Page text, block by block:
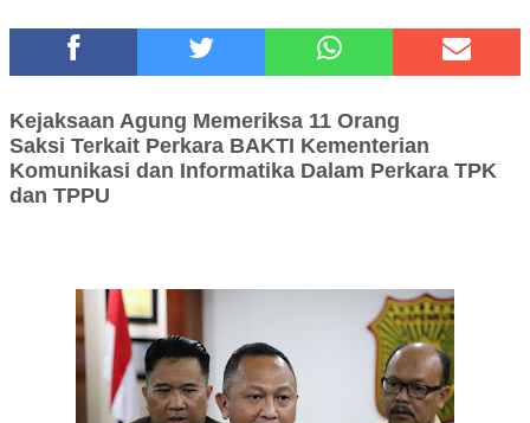
Tugu Tirta Usung 'Smart Water City' di Indonesia City Expo
Kapolres Cup 9 Ball Tournament,Gandeng Carabao Bistro &
Pool Batu HQ Total Hadiah Rp 5 Juta
Kejaksaan Agung Memeriksa 11 Orang
Saksi Terkait Perkara BAKTI Kementerian
Komunikasi dan Informatika Dalam Perkara TPK
dan TPPU